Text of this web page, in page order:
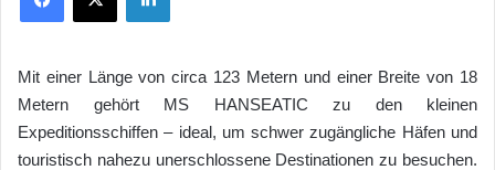
Mit einer Länge von circa 123 Metern und einer Breite von 18
Metern gehört MS HANSEATIC zu den kleinen
Expeditionsschiffen – ideal, um schwer zugängliche Häfen und
touristisch nahezu unerschlossene Destinationen zu besuchen.